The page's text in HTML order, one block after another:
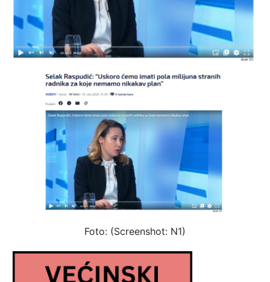
Foto: (Screenshot: N1)